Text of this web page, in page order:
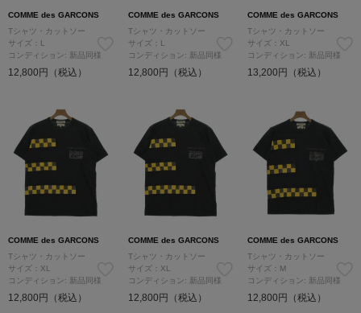
COMME des GARCONS
Tシャツ・カットソー
サイズ：L
コンディション: 新品同様
12,800円（税込）
COMME des GARCONS
Tシャツ・カットソー
サイズ：L
コンディション: 新品同様
12,800円（税込）
COMME des GARCONS
Tシャツ・カットソー
サイズ：XL
コンディション: 新品同様
13,200円（税込）
COMME des GARCONS
Tシャツ・カットソー
サイズ：XL
コンディション: 新品同様
12,800円（税込）
COMME des GARCONS
Tシャツ・カットソー
サイズ：XL
コンディション: 新品同様
12,800円（税込）
COMME des GARCONS
Tシャツ・カットソー
サイズ：M
コンディション: 新品同様
12,800円（税込）